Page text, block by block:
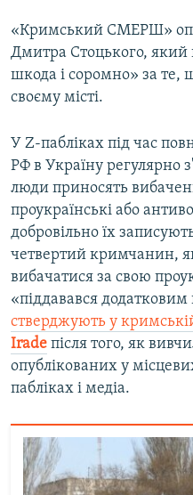
«Кримський СМЕРШ»
Дмитра Стоцького,
шкода і соромно» за те,
своєму місті.
У Z-пабліках під час
РФ в Україну регулярно
люди приносять
проукраїнські або
добровільно їх
четвертий кримчанин,
вибачатися за свою
«піддавався
стверджують у
Irade після того, як
опублікованих у
пабліках і медіа.